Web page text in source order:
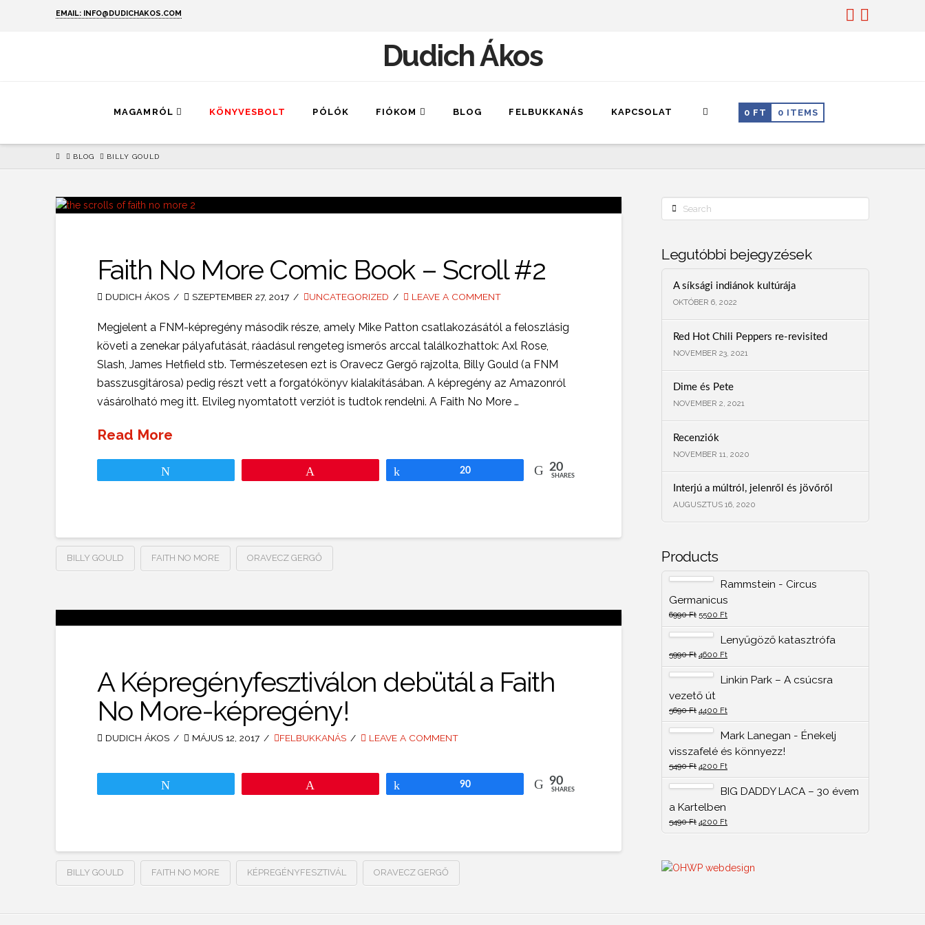
EMAIL: INFO@DUDICHAKOS.COM
Dudich Ákos
MAGAMRÓL KÖNYVESBOLT PÓLÓK FIÓKOM BLOG FELBUKKANÁS KAPCSOLAT 0 FT 0 ITEMS
HOMEBLOG BILLY GOULD
Faith No More Comic Book – Scroll #2
DUDICH ÁKOS SZEPTEMBER 27, 2017 UNCATEGORIZED LEAVE A COMMENT
Megjelent a FNM-képregény második része, amely Mike Patton csatlakozásától a feloszlásig
követi a zenekar pályafutását, ráadásul rengeteg ismerős arccal találkozhattok: Axl Rose,
Slash, James Hetfield stb. Természetesen ezt is Oravecz Gergő rajzolta, Billy Gould (a FNM
basszusgitárosa) pedig részt vett a forgatókönyv kialakításában. A képregény az Amazonról
vásárolható meg itt. Elvileg nyomtatott verziót is tudtok rendelni. A Faith No More …
Read More
20 20
SHARES
BILLY GOULD FAITH NO MORE ORAVECZ GERGŐ
A Képregényfesztiválon debütál a Faith
No More-képregény!
DUDICH ÁKOS MÁJUS 12, 2017 FELBUKKANÁS LEAVE A COMMENT
90 90
SHARES
BILLY GOULD FAITH NO MORE KÉPREGÉNYFESZTIVÁL ORAVECZ GERGŐ
Search
Legutóbbi bejegyzések
A síksági indiánok kultúrája
OKTÓBER 6, 2022
Red Hot Chili Peppers re-revisited
NOVEMBER 23, 2021
Dime és Pete
NOVEMBER 2, 2021
Recenziók
NOVEMBER 11, 2020
Interjú a múltról, jelenről és jövőről
AUGUSZTUS 16, 2020
Products
Rammstein - Circus
Germanicus
6990Ft 5500 Ft
Lenyűgöző katasztrófa
5990Ft 4600 Ft
Linkin Park – A csúcsra
vezető út
5690Ft 4400 Ft
Mark Lanegan - Énekelj
visszafelé és könnyezz!
5490Ft 4200 Ft
BIG DADDY LACA – 30 évem
a Kartelben
5490Ft 4200 Ft